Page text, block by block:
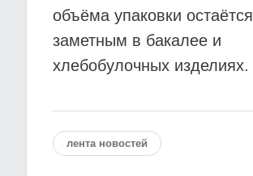
объёма упаковки остаётся
заметным в бакалее и
хлебобулочных изделиях.
лента новостей